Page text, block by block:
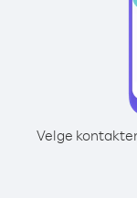
Velge